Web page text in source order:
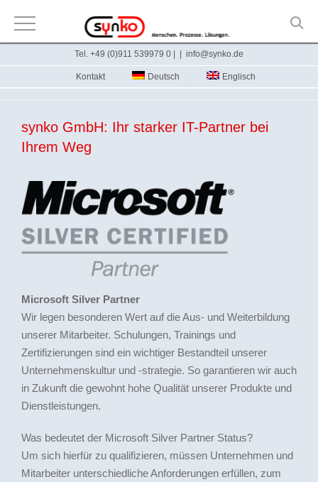
Inhalt
springen
Tel. +49 (0)911 539979 0 | info@synko.de
Kontakt Deutsch Englisch
synko GmbH: Ihr starker IT-Partner bei
Ihrem Weg
Microsoft Silver Partner
Wir legen besonderen Wert auf die Aus- und Weiterbildung
unserer Mitarbeiter. Schulungen, Trainings und
Zertifizierungen sind ein wichtiger Bestandteil unserer
Unternehmenskultur und -strategie. So garantieren wir auch
in Zukunft die gewohnt hohe Qualität unserer Produkte und
Dienstleistungen.
Was bedeutet der Microsoft Silver Partner Status?
Um sich hierfür zu qualifizieren, müssen Unternehmen und
Mitarbeiter unterschiedliche Anforderungen erfüllen, zum